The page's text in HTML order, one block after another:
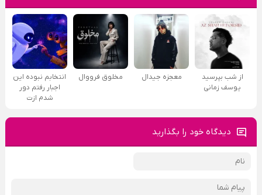
از شب بپرسید
یوسف زمانی
معجزه جیدال مخلوق فرووال
انتخابم نبوده این
اجبار رفتم دور
شدم ازت
دیدگاه خود را بگذارید